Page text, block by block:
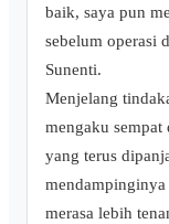
baik, saya pun
sebelum operasi
Sunenti.
Menjelang
mengaku
yang terus
mendampinginya
merasa lebih